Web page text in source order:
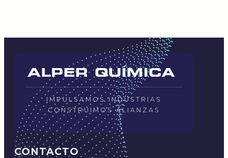
IMPULSAMOS INDUSTRIAS
CONSTRUIMOS ALIANZAS
CONTACTO